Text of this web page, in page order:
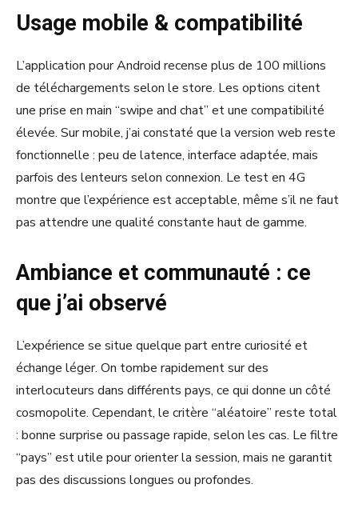
Usage mobile & compatibilité
L’application pour Android recense plus de 100 millions
de téléchargements selon le store. Les options citent
une prise en main “swipe and chat” et une compatibilité
élevée. Sur mobile, j’ai constaté que la version web reste
fonctionnelle : peu de latence, interface adaptée, mais
parfois des lenteurs selon connexion. Le test en 4G
montre que l’expérience est acceptable, même s’il ne faut
pas attendre une qualité constante haut de gamme.
Ambiance et communauté : ce
que j’ai observé
L’expérience se situe quelque part entre curiosité et
échange léger. On tombe rapidement sur des
interlocuteurs dans différents pays, ce qui donne un côté
cosmopolite. Cependant, le critère “aléatoire” reste total
: bonne surprise ou passage rapide, selon les cas. Le filtre
“pays” est utile pour orienter la session, mais ne garantit
pas des discussions longues ou profondes.